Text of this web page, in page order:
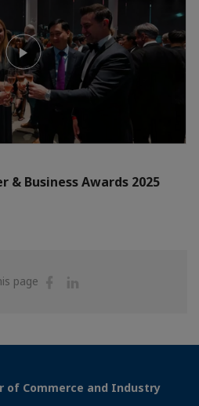
& Business Awards 2025
page
Share
of Commerce and Industry